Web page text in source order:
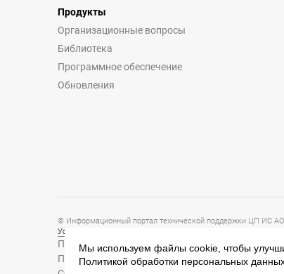
Продукты
Организационные вопросы
Библиотека
Программное обеспечение
Обновления
© Информационный портал технической поддержки ЦП ИС
Условия предоставления и использования информации
Политика обработки персональных данных
Политика конфиденциальности
Мы используем файлы cookie, чтобы
Политикой обработки персональных